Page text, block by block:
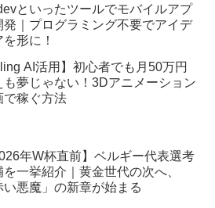
といったツールでモバイルアプ
発｜プログラミング不要でアイデ
を形に！
AI活用】初心者でも月50万円
も夢じゃない！3Dアニメーション
で稼ぐ方法
年W杯直前】ベルギー代表選考
を一挙紹介｜黄金世代の次へ、
い悪魔」の新章が始まる